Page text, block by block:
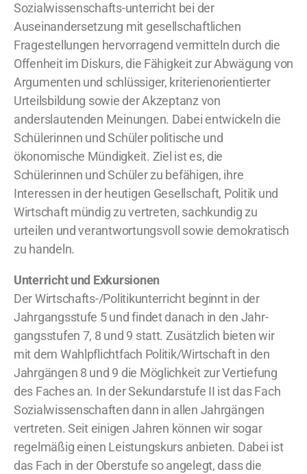
Sozialwissenschafts-unterricht bei der
Auseinandersetzung mit gesellschaftlichen
Fragestellungen hervorragend vermitteln durch die
Offenheit im Diskurs, die Fähigkeit zur Abwägung von
Argumenten und schlüssiger, kriterienorientierter
Urteilsbildung sowie der Akzeptanz von
anderslautenden Meinungen. Dabei entwickeln die
Schülerinnen und Schüler politische und
ökonomische Mündigkeit. Ziel ist es, die
Schülerinnen und Schüler zu befähigen, ihre
Interessen in der heutigen Gesellschaft, Politik und
Wirtschaft mündig zu vertreten, sachkundig zu
urteilen und verantwortungsvoll sowie demokratisch
zu handeln.
Unterricht und Exkursionen
Der Wirtschafts-/Politikunterricht beginnt in der
Jahrgangsstufe 5 und findet danach in den Jahr-
gangsstufen 7, 8 und 9 statt. Zusätzlich bieten wir
mit dem Wahlpflichtfach Politik/Wirtschaft in den
Jahrgängen 8 und 9 die Möglichkeit zur Vertiefung
des Faches an. In der Sekundarstufe II ist das Fach
Sozialwissenschaften dann in allen Jahrgängen
vertreten. Seit einigen Jahren können wir sogar
regelmäßig einen Leistungskurs anbieten. Dabei ist
das Fach in der Oberstufe so angelegt, dass die